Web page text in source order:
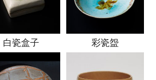
白瓷盒子 彩瓷盌